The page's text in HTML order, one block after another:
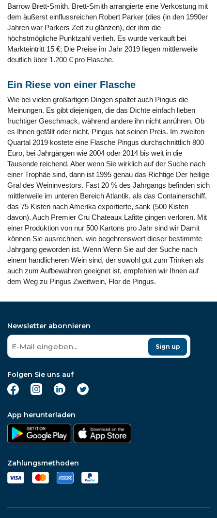
Barrow Brett-Smith. Brett-Smith arrangierte eine Verkostung mit
dem äußerst einflussreichen Robert Parker (dies (in den 1990er
Jahren war Parkers Zeit zu glänzen), der ihm die
höchstmögliche Punktzahl verlieh. Es wurde verkauft bei
Markteintritt 15 €; Die Preise im Jahr 2019 liegen mittlerweile
deutlich über 1.200 € pro Flasche.
Ein Riese von einer Flasche
Wie bei vielen großartigen Dingen spaltet auch Pingus die
Meinungen. Es gibt diejenigen, die das Dichte einfach lieben
fruchtiger Geschmack, während andere ihn nicht anrühren. Ob
es Ihnen gefällt oder nicht, Pingus hat seinen Preis. Im zweiten
Quartal 2019 kostete eine Flasche Pingus durchschnittlich 800
Euro, bei Jahrgängen wie 2004 oder 2014 bis weit in die
Tausende reichend. Aber wenn Sie wirklich auf der Suche nach
einer Trophäe sind, dann ist 1995 genau das Richtige Der heilige
Gral des Weininvestors. Fast 20 % des Jahrgangs befinden sich
mittlerweile im unteren Bereich Atlantik, als das Containerschiff,
das 75 Kisten nach Amerika exportierte, sank (500 Kisten
davon). Auch Premier Cru Chateaux Lafitte gingen verloren. Mit
einer Produktion von nur 500 Kartons pro Jahr sind wir Damit
können Sie ausrechnen, wie begehrenswert dieser bestimmte
Jahrgang geworden ist. Wenn Wenn Sie auf der Suche nach
einem handlicheren Wein sind, der sowohl gut zum Trinken als
auch zum Aufbewahren geeignet ist, empfehlen wir Ihnen auf
dem Weg zu Pingus Zweitwein, Flor de Pingus.
Newsletter abonnieren
Sign up
Folgen Sie uns auf
App herunterladen
Zahlungsmethoden